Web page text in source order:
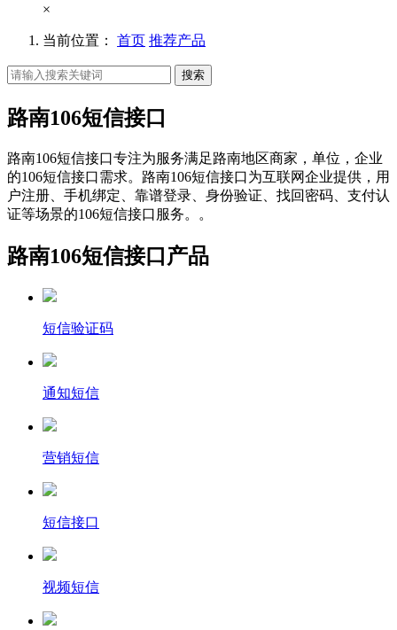
×
当前位置： 首页 推荐产品
搜索
路南106短信接口
路南106短信接口专注为服务满足路南地区商家，单位，企业
的106短信接口需求。路南106短信接口为互联网企业提供，用
户注册、手机绑定、靠谱登录、身份验证、找回密码、支付认
证等场景的106短信接口服务。。
路南106短信接口产品
短信验证码
通知短信
营销短信
短信接口
视频短信